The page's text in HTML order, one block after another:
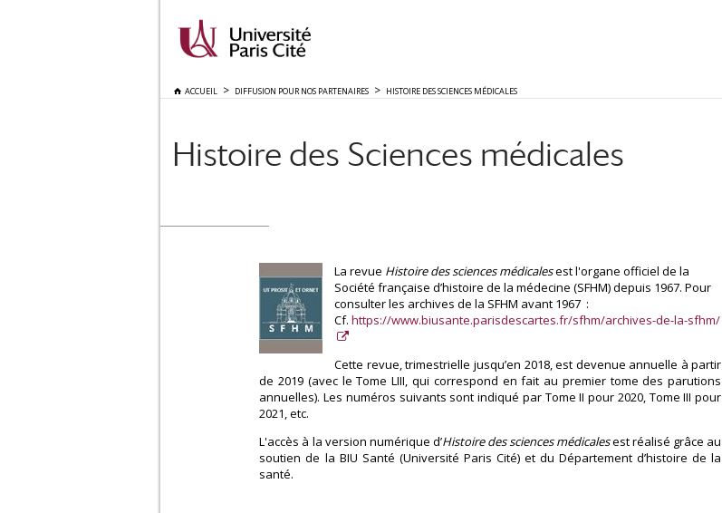
ACCUEIL DIFFUSION POUR NOS PARTENAIRES HISTOIRE DES SCIENCES MÉDICALES
Histoire des Sciences médicales
La revue Histoire des sciences médicalesest l'organe officiel de la
Société française d’histoire de la médecine (SFHM) depuis 1967. Pour
consulter les archives de la SFHM avant 1967 :
Cf.https://www.biusante.parisdescartes.fr/sfhm/archives-de-la-sfhm/
Cette revue, trimestrielle jusqu’en 2018, est devenue annuelle à partir
de 2019 (avec le Tome LIII, qui correspond en fait au premier tome des parutions
annuelles). Les numéros suivants sont indiqué par Tome II pour 2020, Tome III pour
2021, etc.
L'accès à la version numérique d’Histoire des sciences médicalesest réalisé grâce au
soutien de la BIU Santé (Université Paris Cité) et du Département d’histoire de la
santé.